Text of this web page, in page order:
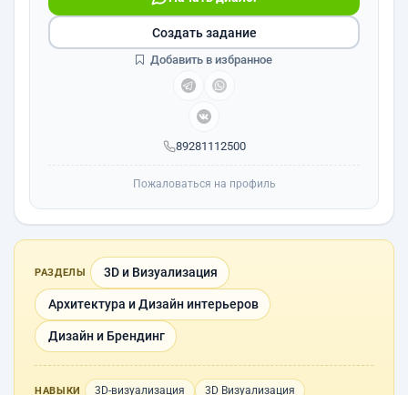
89281112500
Создать задание
Добавить в избранное
Пожаловаться на профиль
РАЗДЕЛЫ 3D и Визуализация
Архитектура и Дизайн интерьеров
Дизайн и Брендинг
НАВЫКИ 3D-визуализация
3D Визуализация